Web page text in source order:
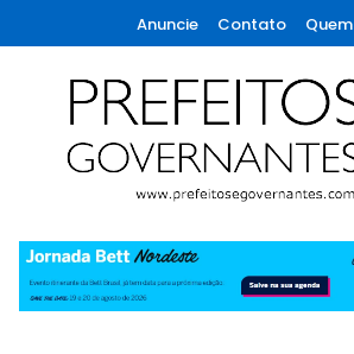
To
Content
Anuncie Contato
Prefeitos &